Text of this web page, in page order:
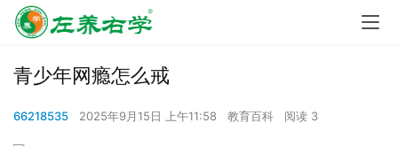
青少年网瘾怎么戒
66218535 2025年9月15日 上午11:58 教育百科 阅读 3